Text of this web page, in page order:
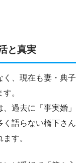
と真実
く、現在も妻・典子
。
過去に「事実婚」
く語らない橋下さん
す。